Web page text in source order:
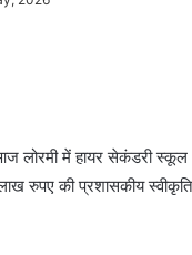
में हायर सेकंडरी स्कूल
रुपए की प्रशासकीय